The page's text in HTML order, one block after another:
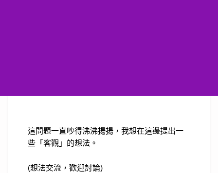
這問題一直吵得沸沸揚揚， 我想在這邊提出一
些「客觀」的想法。
(想法交流，歡迎討論)